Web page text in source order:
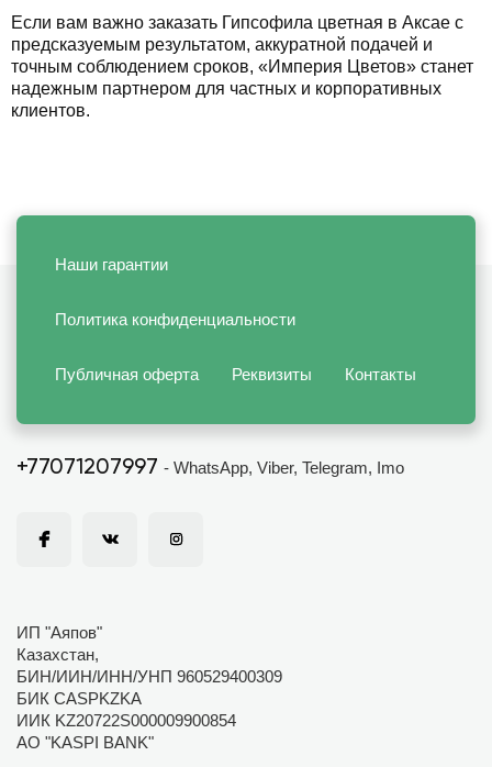
Если вам важно заказать Гипсофила цветная в Аксае с
предсказуемым результатом, аккуратной подачей и
точным соблюдением сроков, «Империя Цветов» станет
надежным партнером для частных и корпоративных
клиентов.
Наши гарантии
Политика конфиденциальности
Публичная оферта Реквизиты Контакты
+77071207997 - WhatsApp, Viber, Telegram, Imo
ИП "Аяпов"
Казахстан,
БИН/ИИН/ИНН/УНП 960529400309
БИК CASPKZKA
ИИК KZ20722S000009900854
АО "KASPI BANK"